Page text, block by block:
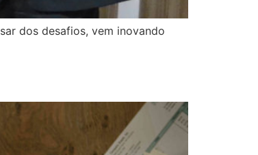
dos desafios, vem inovando